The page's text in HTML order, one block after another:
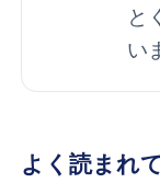
と
い
よく読まれ